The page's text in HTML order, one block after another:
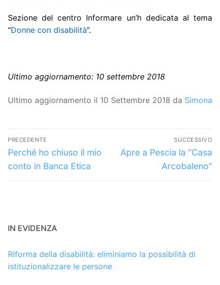
Sezione del centro Informare un’h dedicata al tema
“Donne con disabilità”.
Ultimo aggiornamento: 10 settembre 2018
Ultimo aggiornamento il 10 Settembre 2018 da Simona
Navigazione
articoli
PRECEDENTE
Articolo
precedente:
Perché ho chiuso il mio
conto in Banca Etica
SUCCESSIVO
Articolo
Apre a Pescia la “Casa
Arcobaleno”
IN EVIDENZA
Riforma della disabilità: eliminiamo la possibilità di
istituzionalizzare le persone